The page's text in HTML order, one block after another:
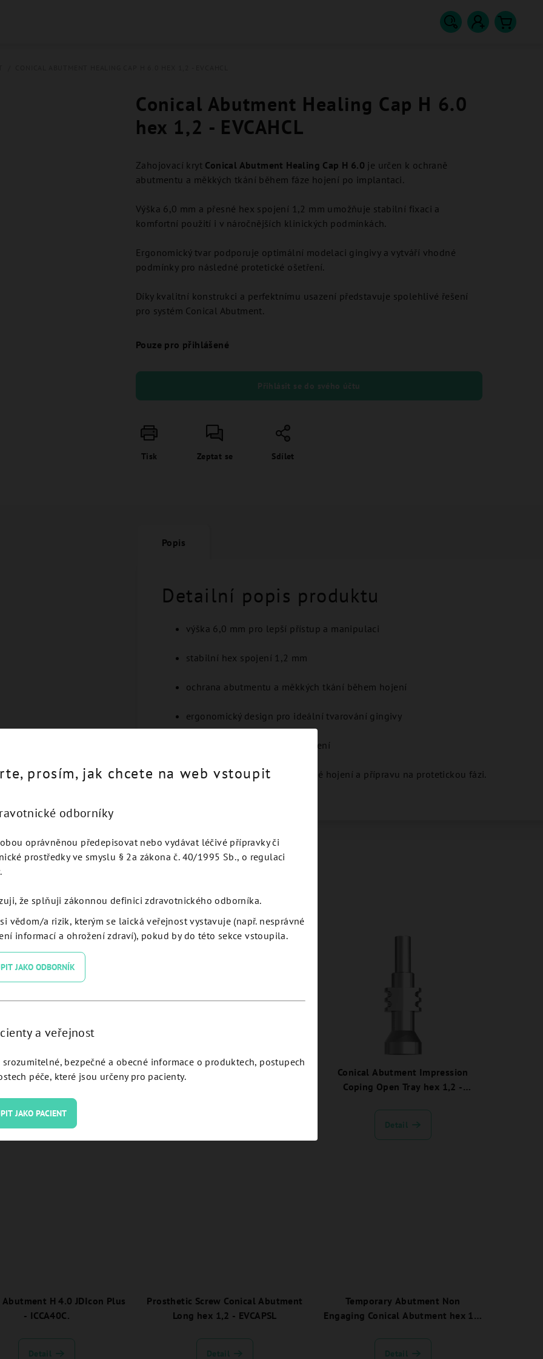
Conical Abutment Healing Cap H 6.0
hex 1,2 - EVCAHCL
Zahojovací kryt Conical Abutment Healing Cap H 6.0 je určen k ochraně
abutmentu a měkkých tkání během fáze hojení po implantaci.
Výška 6,0 mm a přesné hex spojení 1,2 mm umožňuje stabilní fixaci a
komfortní použití i v náročnějších klinických podmínkách.
Ergonomický tvar podporuje optimální modelaci gingivy a vytváří vhodné
podmínky pro následné protetické ošetření.
Díky kvalitní konstrukci a perfektnímu usazení představuje spolehlivé řešení
pro systém Conical Abutment.
Pouze pro přihlášené
Přihlásit se do svého účtu
Tisk Zeptat se Sdílet
Popis
Detailní popis produktu
výška 6,0 mm pro lepší přístup a manipulaci
stabilní hex spojení 1,2 mm
ochrana abutmentu a měkkých tkání během hojení
ergonomický design pro ideální tvarování gingivy
jednoduché a bezpečné nasazení
Spolehlivý komponent pro pohodlné hojení a přípravu na protetickou fázi.
Abutment Healing Cap H
30° Conical Abutment Angulated H
Conical Abutment Impression
Coping Open Tray hex 1,2 -
Detail
Abutment H 4.0 JDIcon Plus
- ICCA40C.
Detail
Prosthetic Screw Conical Abutment
Long hex 1,2 - EVCAPSL
Detail
Temporary Abutment Non
Engaging Conical Abutment hex 1,2
Detail
prosím, jak chcete na web vstoupit
odborníky
oprávněnou předepisovat nebo vydávat léčivé přípravky či
prostředky ve smyslu § 2a zákona č. 40/1995 Sb., o regulaci
že splňuji zákonnou definici zdravotnického odborníka.
si vědom/a rizik, kterým se laická veřejnost vystavuje (např. nesprávné
informací a ohrožení zdraví), pokud by do této sekce vstoupila.
JAKO ODBORNÍK
a veřejnost
srozumitelné, bezpečné a obecné informace o produktech, postupech
péče, které jsou určeny pro pacienty.
JAKO PACIENT